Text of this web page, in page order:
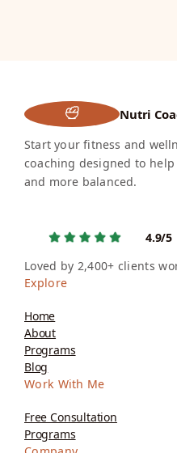
Nutri
Start your fitness and
coaching designed to
and more balanced.
4.9/5
Loved by 2,400+ clients
Explore
Home
About
Programs
Blog
Work With Me
Free Consultation
Programs